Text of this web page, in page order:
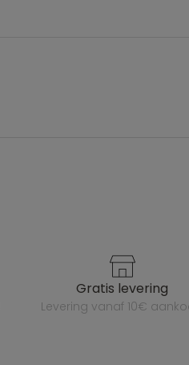
gratis levering
levering vanaf 10€